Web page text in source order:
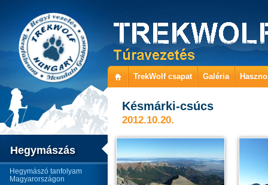
TrekWolf csapat Galéria
Hegymászás
Hegymászó tanfolyam
Magyarországon
Késmárki-csúcs
2012.10.20.